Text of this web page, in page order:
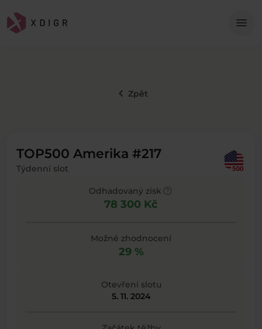
menu
keyboard_arrow_left Zpět
TOP500 Amerika #217
Týdenní slot
Odhadovaný zisk
78 300 Kč
Možné zhodnocení
29 %
Otevření slotu
5. 11. 2024